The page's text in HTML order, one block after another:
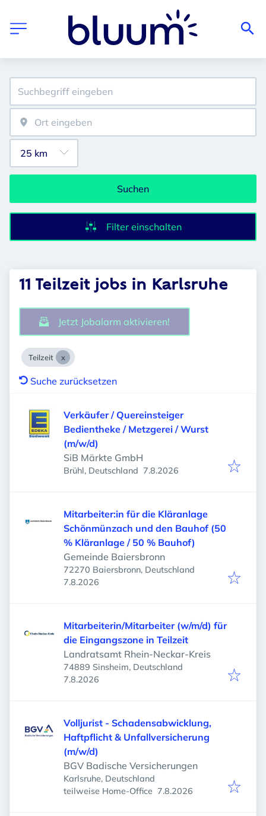
Suchen
Filter einschalten
11 Teilzeit jobs in Karlsruhe
Jetzt Jobalarm aktivieren!
Teilzeit
Suche zurücksetzen
Verkäufer / Quereinsteiger
Bedientheke / Metzgerei / Wurst
(m/w/d)
SiB Märkte GmbH
Brühl, Deutschland Veröffentlicht
7.8.2026
Mitarbeiter:in für die Kläranlage
Schönmünzach und den Bauhof (50
% Kläranlage / 50 % Bauhof)
Gemeinde Baiersbronn
72270 Baiersbronn, Deutschland
Veröffentlicht
7.8.2026
Mitarbeiterin/Mitarbeiter (w/m/d) für
die Eingangszone in Teilzeit
Landratsamt Rhein-Neckar-Kreis
74889 Sinsheim, Deutschland
Veröffentlicht
7.8.2026
Volljurist - Schadensabwicklung,
Haftpflicht & Unfallversicherung
(m/w/d)
BGV Badische Versicherungen
Karlsruhe, Deutschland
teilweise Home-Office Veröffentlicht
7.8.2026